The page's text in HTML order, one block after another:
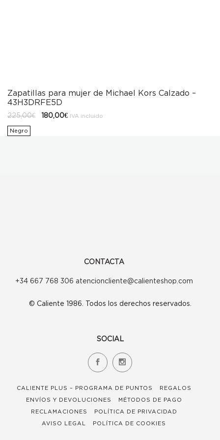
Zapatillas para mujer de Michael Kors Calzado –
43H3DRFE5D
225,00€
El180,00€ElIVA incluido
Negro
CONTACTA
+34 667 768 306 atencioncliente@calienteshop.com
© Caliente 1986. Todos los derechos reservados.
SOCIAL
CALIENTE PLUS – PROGRAMA DE PUNTOS
REGALOS
ENVÍOS Y DEVOLUCIONES
MÉTODOS DE PAGO
RECLAMACIONES
POLÍTICA DE PRIVACIDAD
AVISO LEGAL
POLÍTICA DE COOKIES